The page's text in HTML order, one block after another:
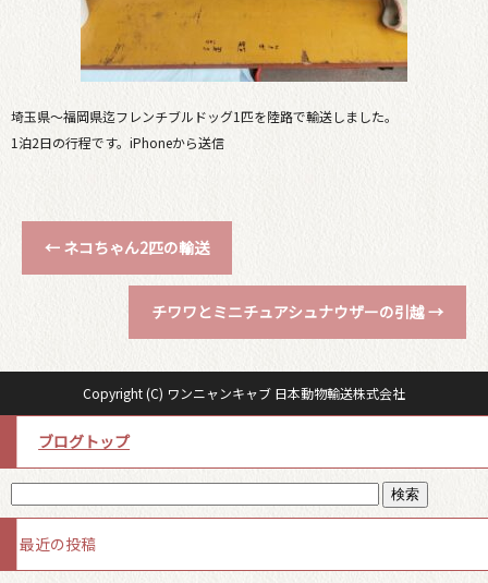
埼玉県〜福岡県迄フレンチブルドッグ1匹を陸路で輸送しました。
1泊2日の行程です。iPhoneから送信
← ネコちゃん2匹の輸送
チワワとミニチュアシュナウザーの引越→
Copyright (C) ワンニャンキャブ 日本動物輸送株式会社
ブログトップ
最近の投稿